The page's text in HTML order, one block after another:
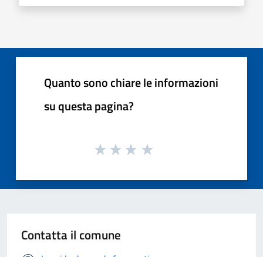
Quanto sono chiare le informazioni
su questa pagina?
Contatta il comune